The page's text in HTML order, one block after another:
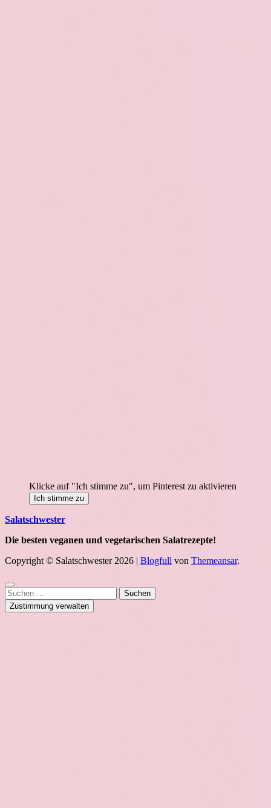
Klicke auf "Ich stimme zu", um Pinterest zu aktivieren
Ich stimme zu
Salatschwester
Die besten veganen und vegetarischen Salatrezepte!
Copyright © Salatschwester 2026 | Blogfull von Themeansar.
Suchen
nach:
Zustimmung verwalten